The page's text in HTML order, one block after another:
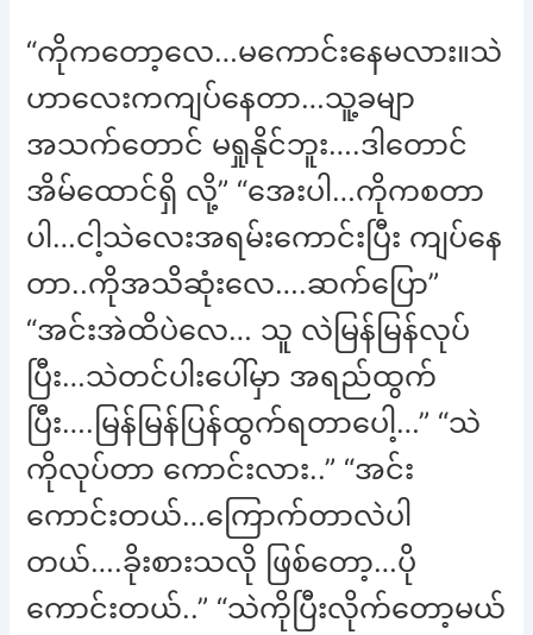
“ကိုကတော့လေ…မကောင်းနေမလား။သဲ
ဟာလေးကကျပ်နေတာ…သူ့ခမျာ
အသက်တောင် မရှုနိုင်ဘူး….ဒါတောင်
အိမ်ထောင်ရှိ လို့” “အေးပါ…ကိုကစတာ
ပါ…ငါ့သဲလေးအရမ်းကောင်းပြီး ကျပ်နေ
တာ..ကိုအသိဆုံးလေ….ဆက်ပြော”
“အင်းအဲထိပဲလေ… သူ လဲမြန်မြန်လုပ်
ပြီး…သဲတင်ပါးပေါ်မှာ အရည်ထွက်
ပြီး….မြန်မြန်ပြန်ထွက်ရတာပေါ့…” “သဲ
ကိုလုပ်တာ ကောင်းလား..” “အင်း
ကောင်းတယ်…ကြောက်တာလဲပါ
တယ်….ခိုးစားသလို ဖြစ်တော့…ပို
ကောင်းတယ်..” “သဲကိုပြီးလိုက်တော့မယ်